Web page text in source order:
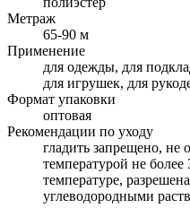
Метраж
65-90 м
Применение
для одежды, для
для игрушек, для
Формат упаковки
оптовая
Рекомендации по уходу
гладить запрещено, не
температурой не
температуре,
углеводородными